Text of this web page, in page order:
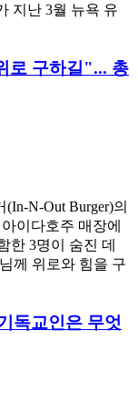
지난 3월 뉴욕 유
로 구하길"... 총
N-Out Burger)의
이다호주 매장에
한 3명이 숨진 데
께 위로와 힘을 구
독교인은 무엇